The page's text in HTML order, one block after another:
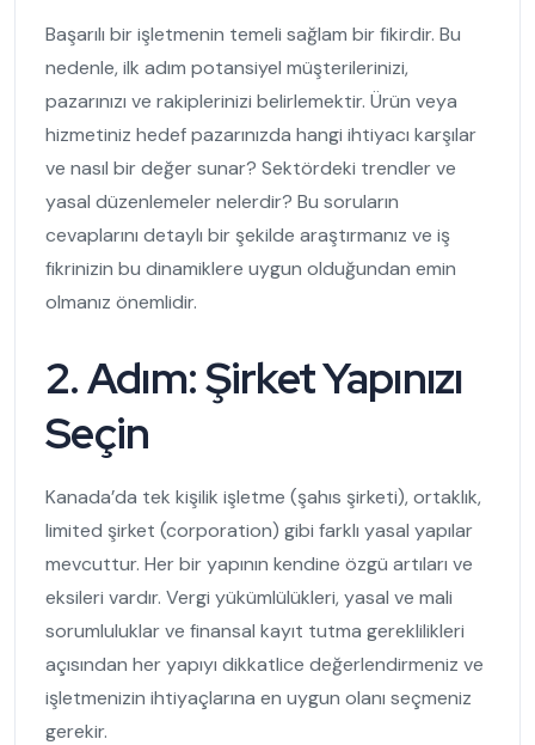
Başarılı bir işletmenin temeli sağlam bir fikirdir. Bu
nedenle, ilk adım potansiyel müşterilerinizi,
pazarınızı ve rakiplerinizi belirlemektir. Ürün veya
hizmetiniz hedef pazarınızda hangi ihtiyacı karşılar
ve nasıl bir değer sunar? Sektördeki trendler ve
yasal düzenlemeler nelerdir? Bu soruların
cevaplarını detaylı bir şekilde araştırmanız ve iş
fikrinizin bu dinamiklere uygun olduğundan emin
olmanız önemlidir.
2. Adım: Şirket Yapınızı
Seçin
Kanada’da tek kişilik işletme (şahıs şirketi), ortaklık,
limited şirket (corporation) gibi farklı yasal yapılar
mevcuttur. Her bir yapının kendine özgü artıları ve
eksileri vardır. Vergi yükümlülükleri, yasal ve mali
sorumluluklar ve finansal kayıt tutma gereklilikleri
açısından her yapıyı dikkatlice değerlendirmeniz ve
işletmenizin ihtiyaçlarına en uygun olanı seçmeniz
gerekir.